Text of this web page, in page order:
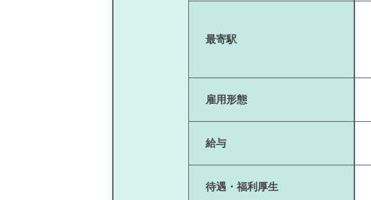
最寄駅
雇用形態
給与
待遇・福利厚生